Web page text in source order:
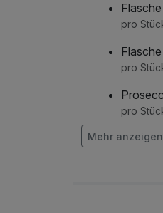
pro
pro
pro
Mehr anzeigen